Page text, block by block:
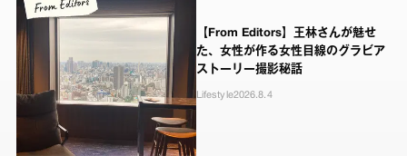
【From Editors】王林さんが魅せ
た、女性が作る女性目線のグラビア
ストーリー撮影秘話
Lifestyle2026.8.4